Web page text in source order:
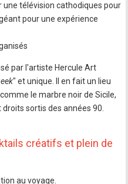
une télévision cathodiques pour
pour une expérience
par l'artiste Hercule Art
" et unique. Il en fait un lieu
le marbre noir de Sicile,
sortis des années 90.
créatifs et plein de
au voyage.